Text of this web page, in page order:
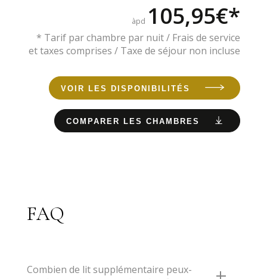
àpd 105,95€*
* Tarif par chambre par nuit / Frais de service
et taxes comprises / Taxe de séjour non incluse
VOIR LES DISPONIBILITÉS
COMPARER LES CHAMBRES
FAQ
Combien de lit supplémentaire peux-